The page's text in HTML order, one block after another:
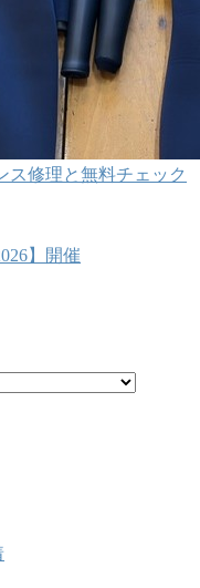
ス修理と無料チェック
】開催